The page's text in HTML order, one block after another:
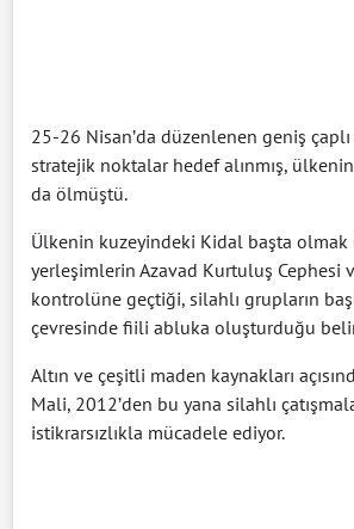
25-26 Nisan’da düzenlenen geniş çaplı
stratejik noktalar hedef alınmış,
da ölmüştü.
Ülkenin kuzeyindeki Kidal başta olmak
yerleşimlerin Azavad Kurtuluş Cephesi
kontrolüne geçtiği, silahlı grupların
çevresinde fiili abluka oluşturduğu
Altın ve çeşitli maden kaynakları
Mali, 2012’den bu yana silahlı
istikrarsızlıkla mücadele ediyor.